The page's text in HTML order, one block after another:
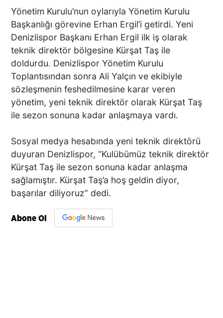
Yönetim Kurulu’nun oylarıyla Yönetim Kurulu
Başkanlığı görevine Erhan Ergil’i getirdi. Yeni
Denizlispor Başkanı Erhan Ergil ilk iş olarak
teknik direktör bölgesine Kürşat Taş ile
doldurdu. Denizlispor Yönetim Kurulu
Toplantısından sonra Ali Yalçın ve ekibiyle
sözleşmenin feshedilmesine karar veren
yönetim, yeni teknik direktör olarak Kürşat Taş
ile sezon sonuna kadar anlaşmaya vardı.
Sosyal medya hesabında yeni teknik direktörü
duyuran Denizlispor, “Kulübümüz teknik direktör
Kürşat Taş ile sezon sonuna kadar anlaşma
sağlamıştır. Kürşat Taş’a hoş geldin diyor,
başarılar diliyoruz” dedi.
Abone Ol